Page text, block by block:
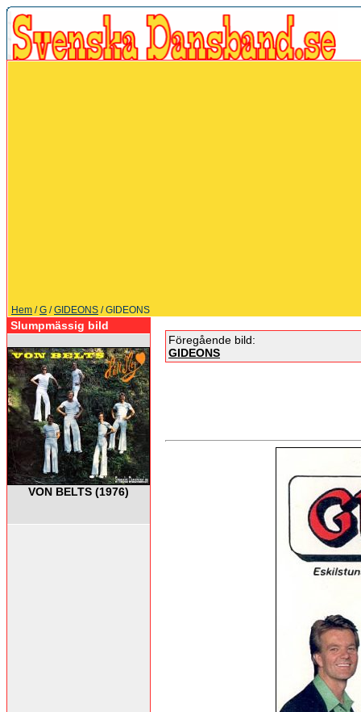
Hem /G /GIDEONS / GIDEONS
Slumpmässig bild
VON BELTS (1976)
Föregående bild:
GIDEONS